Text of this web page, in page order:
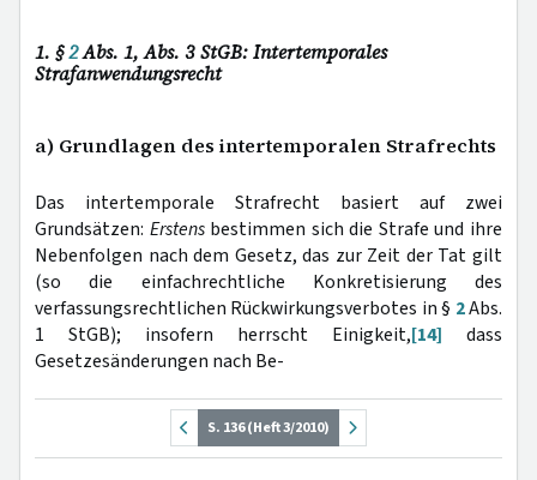
1. §2Abs. 1, Abs. 3 StGB: Intertemporales
Strafanwendungsrecht
a) Grundlagen des intertemporalen Strafrechts
Das intertemporale Strafrecht basiert auf zwei
Grundsätzen: Erstensbestimmen sich die Strafe und ihre
Nebenfolgen nach dem Gesetz, das zur Zeit der Tat gilt
(so die einfachrechtliche Konkretisierung des
verfassungsrechtlichen Rückwirkungsverbotes in § 2Abs.
1 StGB); insofern herrscht Einigkeit,[14] dass
Gesetzesänderungen nach Be-
S. 136 (Heft 3/2010)